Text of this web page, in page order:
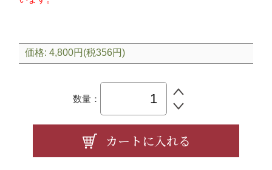
価格: 4,800円(税356円)
数量：